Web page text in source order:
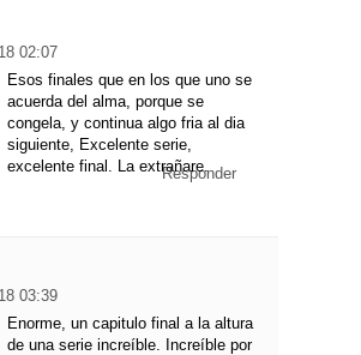
02:07
Esos finales que en los que uno se
acuerda del alma, porque se
congela, y continua algo fria al dia
siguiente, Excelente serie,
excelente final. La extrañare.
Responder
03:39
Enorme, un capitulo final a la altura
de una serie increíble. Increíble por